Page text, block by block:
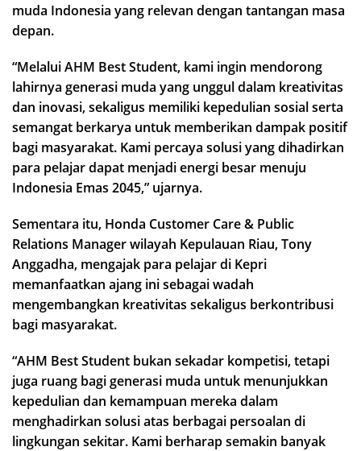
muda Indonesia yang relevan dengan tantangan masa
depan.
“Melalui AHM Best Student, kami ingin mendorong
lahirnya generasi muda yang unggul dalam kreativitas
dan inovasi, sekaligus memiliki kepedulian sosial serta
semangat berkarya untuk memberikan dampak positif
bagi masyarakat. Kami percaya solusi yang dihadirkan
para pelajar dapat menjadi energi besar menuju
Indonesia Emas 2045,” ujarnya.
Sementara itu, Honda Customer Care & Public
Relations Manager wilayah Kepulauan Riau, Tony
Anggadha, mengajak para pelajar di Kepri
memanfaatkan ajang ini sebagai wadah
mengembangkan kreativitas sekaligus berkontribusi
bagi masyarakat.
“AHM Best Student bukan sekadar kompetisi, tetapi
juga ruang bagi generasi muda untuk menunjukkan
kepedulian dan kemampuan mereka dalam
menghadirkan solusi atas berbagai persoalan di
lingkungan sekitar. Kami berharap semakin banyak